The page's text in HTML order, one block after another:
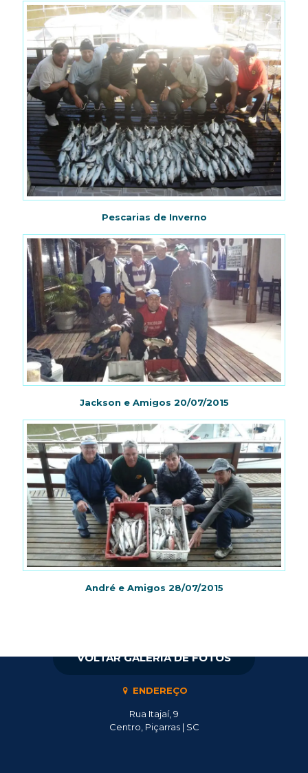
Pescarias de Inverno
Jackson e Amigos 20/07/2015
André e Amigos 28/07/2015
ENDEREÇO
Rua Itajaí, 9
Centro, Piçarras | SC
VOLTAR GALERIA DE FOTOS